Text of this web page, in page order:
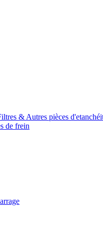
& Autres pièces
de frein